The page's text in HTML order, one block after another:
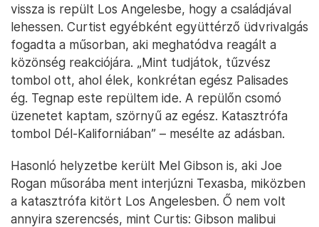
vissza is repült Los Angelesbe, hogy a családjával
lehessen. Curtist egyébként együttérző üdvrivalgás
fogadta a műsorban, aki meghatódva reagált a
közönség reakciójára. „Mint tudjátok, tűzvész
tombol ott, ahol élek, konkrétan egész Palisades
ég. Tegnap este repültem ide. A repülőn csomó
üzenetet kaptam, szörnyű az egész. Katasztrófa
tombol Dél-Kaliforniában” – mesélte az adásban.
Hasonló helyzetbe került Mel Gibson is, aki Joe
Rogan műsorába ment interjúzni Texasba, miközben
a katasztrófa kitört Los Angelesben. Ő nem volt
annyira szerencsés, mint Curtis: Gibson malibui